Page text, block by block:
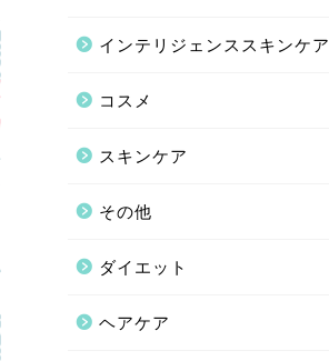
インテリジェンススキンケア
コスメ
スキンケア
その他
ダイエット
ヘアケア